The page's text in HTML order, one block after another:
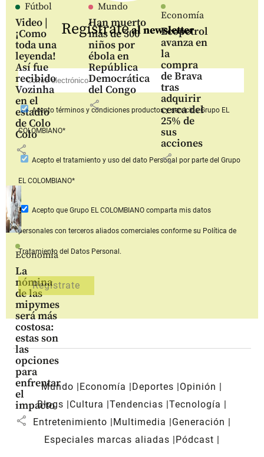
Fútbol
Video |
¡Como
toda una
leyenda!
Así fue
recibido
Vozinha
en el
estadio
de Colo
Colo
share
Mundo
Han muerto
más de 300
niños por
ébola en
República
Democrática
del Congo
share
Economía
Ecopetrol
avanza en
la
compra
de Brava
tras
adquirir
cerca del
25% de
sus
acciones
share
Economía
La
nómina
de las
mipymes
será más
costosa:
estas son
las
opciones
para
enfrentar
el
impacto
share
Regístrateal newsletter
Aceptotérminos y condiciones productos y serviciosGrupo EL
COLOMBIANO*
Acepto el tratamiento y uso del dato Personal por parte del Grupo
EL COLOMBIANO*
Acepto que Grupo EL COLOMBIANOcomparta mis datos
personales con terceros aliados comerciales conforme su Política de
Tratamiento del Datos Personal.
Mundo Economía Deportes
Opinión
Blogs
Cultura Tendencias Tecnología
Entretenimiento
Multimedia
Generación
Especiales marcas aliadas
Pódcast